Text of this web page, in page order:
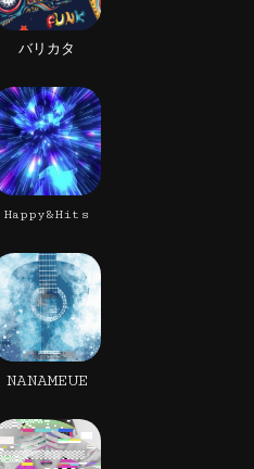
バリカタ
Happy&Hits
NANAMEUE